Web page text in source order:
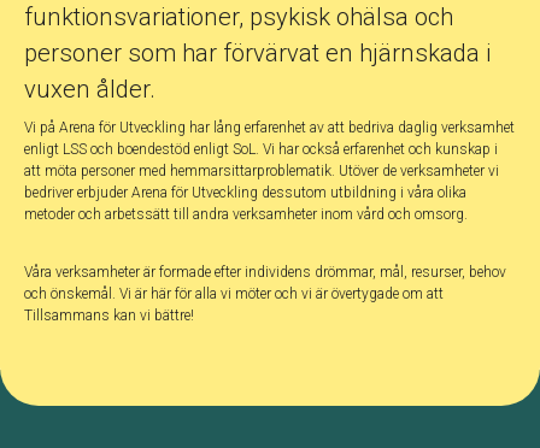
funktionsvariationer, psykisk ohälsa och
personer som har förvärvat en hjärnskada i
vuxen ålder.
Vi på Arena för Utveckling har lång erfarenhet av att bedriva daglig verksamhet
enligt LSS och boendestöd enligt SoL. Vi har också erfarenhet och kunskap i
att möta personer med hemmarsittarproblematik. Utöver de verksamheter vi
bedriver erbjuder Arena för Utveckling dessutom utbildning i våra olika
metoder och arbetssätt till andra verksamheter inom vård och omsorg.
Våra verksamheter är formade efter individens drömmar, mål, resurser, behov
och önskemål. Vi är här för alla vi möter och vi är övertygade om att
Tillsammans kan vi bättre!